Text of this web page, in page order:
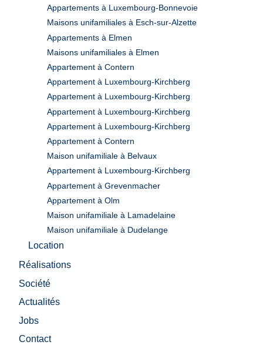
Appartements à Luxembourg-Bonnevoie
Maisons unifamiliales à Esch-sur-Alzette
Appartements à Elmen
Maisons unifamiliales à Elmen
Appartement à Contern
Appartement à Luxembourg-Kirchberg
Appartement à Luxembourg-Kirchberg
Appartement à Luxembourg-Kirchberg
Appartement à Luxembourg-Kirchberg
Appartement à Contern
Maison unifamiliale à Belvaux
Appartement à Luxembourg-Kirchberg
Appartement à Grevenmacher
Appartement à Olm
Maison unifamiliale à Lamadelaine
Maison unifamiliale à Dudelange
Location
Réalisations
Société
Actualités
Jobs
Contact